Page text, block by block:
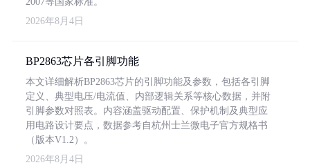
2026年8月4日
BP2863芯片各引脚功能
本文详细解析BP2863芯片的引脚功能及参数，包括各引脚
定义、典型电压/电流值、内部逻辑关系等核心数据，并附
引脚参数对照表。内容涵盖驱动配置、保护机制及典型应
用电路设计要点，数据参考自杭州士兰微电子官方规格书
（版本V1.2）。
2026年8月4日